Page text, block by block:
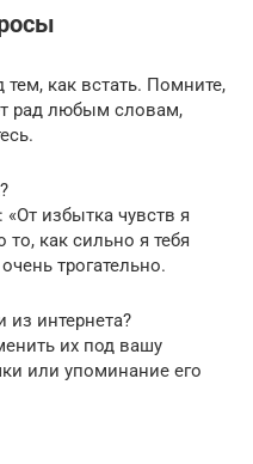
тем, как встать. Помните,
рад любым словам,
избытка чувств я
как сильно я тебя
трогательно.
интернета?
их под вашу
или упоминание его